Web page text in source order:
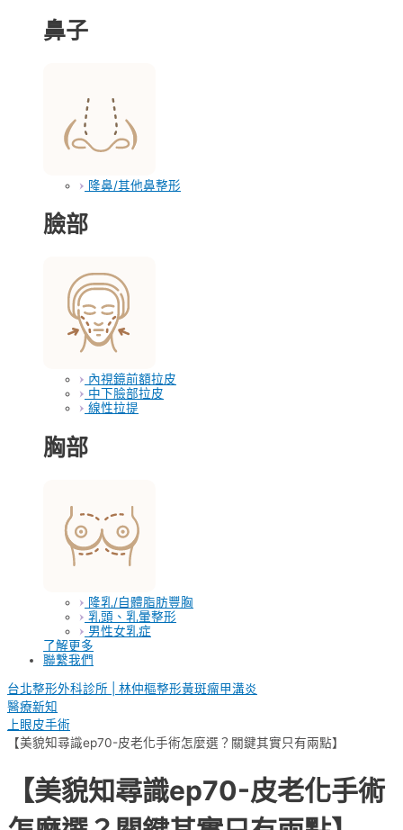
鼻子
隆鼻/其他鼻整形
臉部
內視鏡前額拉皮
中下臉部拉皮
線性拉提
胸部
隆乳/自體脂肪豐胸
乳頭、乳暈整形
男性女乳症
了解更多
聯繫我們
台北整形外科診所 | 林仲樞整形黃斑瘤甲溝炎
醫療新知
上眼皮手術
【美貌知尋識ep70-皮老化手術怎麼選？關鍵其實只有兩點】
【美貌知尋識ep70-皮老化手術